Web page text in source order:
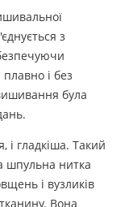
з
і без
була
і гладкіша. Такий
шпульна нитка
і вузликів
Вона